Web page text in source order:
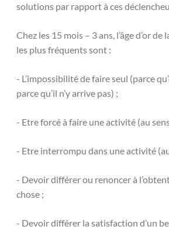
solutions par rapport à ces
Chez les 15 mois – 3 ans, l’âge d’or
les plus fréquents sont :
- L’impossibilité de faire seul (parce
parce qu’il n’y arrive pas) ;
- Etre forcé à faire une activité (au
- Etre interrompu dans une activité
- Devoir différer ou renoncer à
chose ;
- Devoir différer la satisfaction d’un